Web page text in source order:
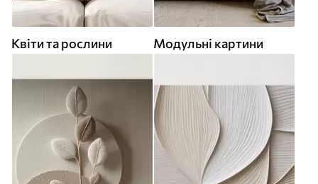
Квіти та рослини Модульні картини